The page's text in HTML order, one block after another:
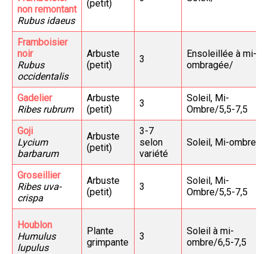
non remontant
Rubus idaeus
(petit)
Framboisier
noir
Rubus
occidentalis
Arbuste
(petit)
3
Ensoleillée à mi-
ombragée/
Gadelier
Ribes rubrum
Arbuste
(petit)
3
Soleil, Mi-
Ombre/5,5-7,5
Goji
Lycium
barbarum
Arbuste
(petit)
3-7
selon
variété
Soleil, Mi-ombre/
Groseillier
Ribes uva-
crispa
Arbuste
(petit)
3
Soleil, Mi-
Ombre/5,5-7,5
Houblon
Humulus
lupulus
Plante
grimpante
3
Soleil à mi-
ombre/6,5-7,5